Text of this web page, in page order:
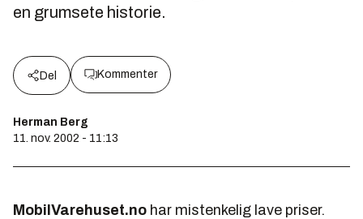
en grumsete historie.
Del Kommenter
Herman Berg
11. nov. 2002 - 11:13
MobilVarehuset.no har mistenkelig lave priser.